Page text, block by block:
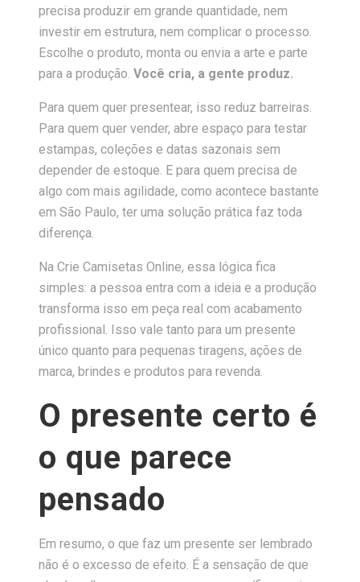
precisa produzir em grande quantidade, nem
investir em estrutura, nem complicar o processo.
Escolhe o produto, monta ou envia a arte e parte
para a produção. Você cria, a gente produz.
Para quem quer presentear, isso reduz barreiras.
Para quem quer vender, abre espaço para testar
estampas, coleções e datas sazonais sem
depender de estoque. E para quem precisa de
algo com mais agilidade, como acontece bastante
em São Paulo, ter uma solução prática faz toda
diferença.
Na Crie Camisetas Online, essa lógica fica
simples: a pessoa entra com a ideia e a produção
transforma isso em peça real com acabamento
profissional. Isso vale tanto para um presente
único quanto para pequenas tiragens, ações de
marca, brindes e produtos para revenda.
O presente certo é
o que parece
pensado
Em resumo, o que faz um presente ser lembrado
não é o excesso de efeito. É a sensação de que